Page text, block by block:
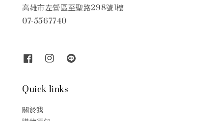
高雄市左營區至聖路298號1樓
07-5567740
Quick links
關於我